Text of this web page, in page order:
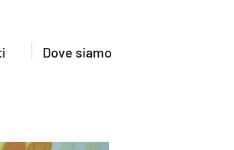
Dove siamo